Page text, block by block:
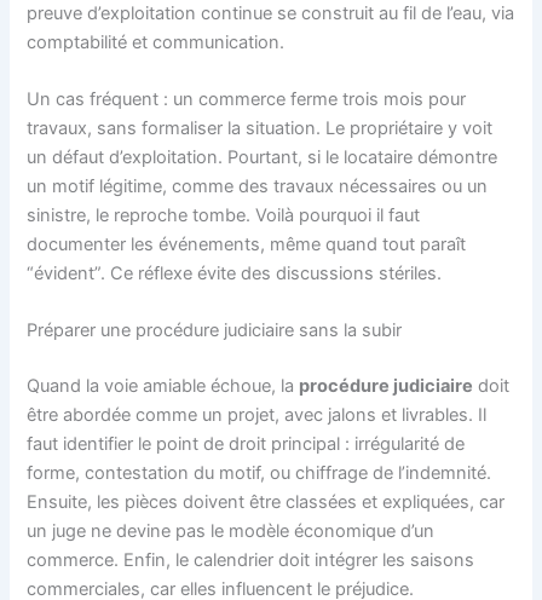
preuve d’exploitation continue se construit au fil de l’eau, via
comptabilité et communication.
Un cas fréquent : un commerce ferme trois mois pour
travaux, sans formaliser la situation. Le propriétaire y voit
un défaut d’exploitation. Pourtant, si le locataire démontre
un motif légitime, comme des travaux nécessaires ou un
sinistre, le reproche tombe. Voilà pourquoi il faut
documenter les événements, même quand tout paraît
“évident”. Ce réflexe évite des discussions stériles.
Préparer une procédure judiciaire sans la subir
Quand la voie amiable échoue, la procédure judiciaire doit
être abordée comme un projet, avec jalons et livrables. Il
faut identifier le point de droit principal : irrégularité de
forme, contestation du motif, ou chiffrage de l’indemnité.
Ensuite, les pièces doivent être classées et expliquées, car
un juge ne devine pas le modèle économique d’un
commerce. Enfin, le calendrier doit intégrer les saisons
commerciales, car elles influencent le préjudice.